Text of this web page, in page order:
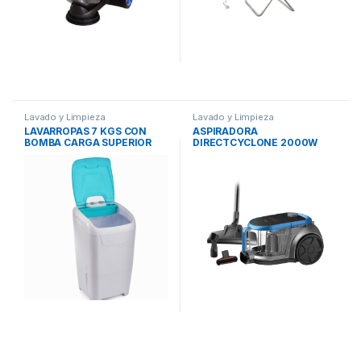
Lavado y Limpieza
LAVARROPAS 7 KGS CON
BOMBA CARGA SUPERIOR
Lavado y Limpieza
ASPIRADORA
DIRECTCYCLONE 2000W